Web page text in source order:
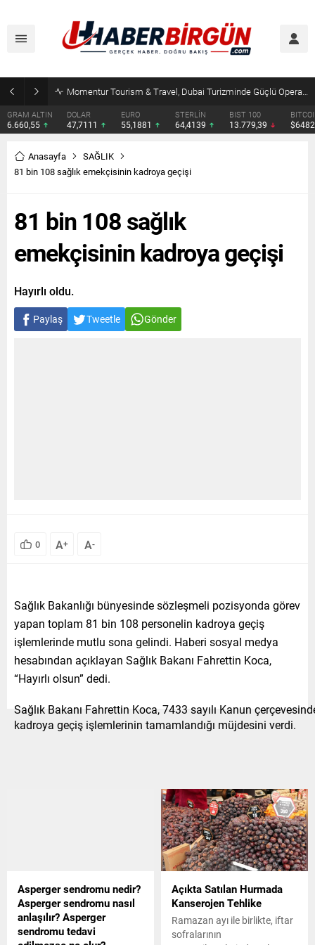
Momentur Tourism & Travel, Dubai Turizminde Güçlü Operasyon Ağıyla Fark Yaratıyor
GRAM ALTIN
6.660,55
DOLAR
47,7111
EURO
55,1881
STERLİN
64,4139
BIST 100
13.779,39
Anasayfa
SAĞLIK
81 bin 108 sağlık emekçisinin kadroya geçişi
81 bin 108 sağlık
emekçisinin kadroya geçişi
Hayırlı oldu.
Paylaş Tweetle Gönder
0 A+ A-
Sağlık Bakanlığı bünyesinde sözleşmeli pozisyonda görev
yapan toplam 81 bin 108 personelin kadroya geçiş
işlemlerinde mutlu sona gelindi. Haberi sosyal medya
hesabından açıklayan Sağlık Bakanı Fahrettin Koca,
“Hayırlı olsun” dedi.
Sağlık Bakanı Fahrettin Koca, 7433 sayılı Kanun
kadroya geçiş işlemlerinin tamamlandığı müjdesini verdi.
Asperger sendromu nedir?
Asperger sendromu nasıl
anlaşılır? Asperger
sendromu tedavi
Açıkta Satılan Hurmada
Kanserojen Tehlike
Ramazan ayı ile birlikte, iftar
sofralarının